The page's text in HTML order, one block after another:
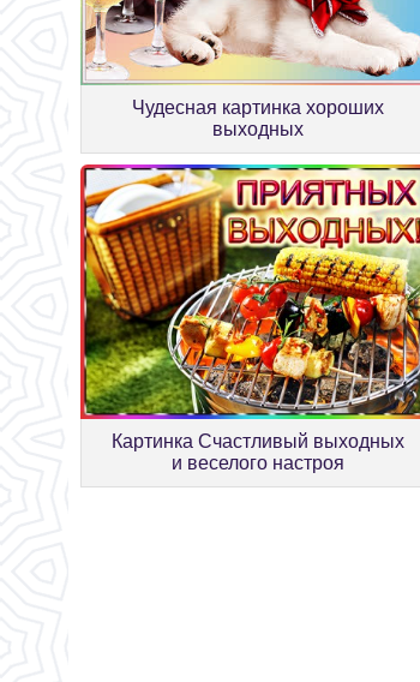
Чудесная картинка хороших
выходных
Картинка Счастливый выходных
и веселого настроя